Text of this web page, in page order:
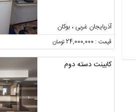
آذربایجان غربی ، بوکان
قیمت : 24,000,000 تومان
کابینت دسته دوم